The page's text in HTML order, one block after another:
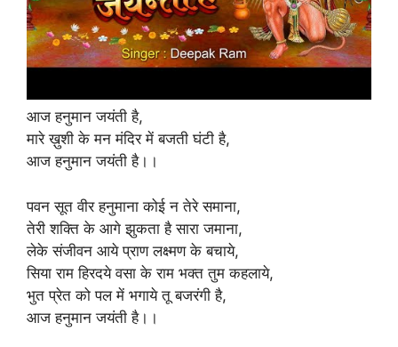
आज हनुमान जयंती है,
मारे ख़ुशी के मन मंदिर में बजती घंटी है,
आज हनुमान जयंती है।।
पवन सूत वीर हनुमाना कोई न तेरे समाना,
तेरी शक्ति के आगे झुकता है सारा जमाना,
लेके संजीवन आये प्राण लक्ष्मण के बचाये,
सिया राम हिरदये वसा के राम भक्त तुम कहलाये,
भुत प्रेत को पल में भगाये तू बजरंगी है,
आज हनुमान जयंती है।।